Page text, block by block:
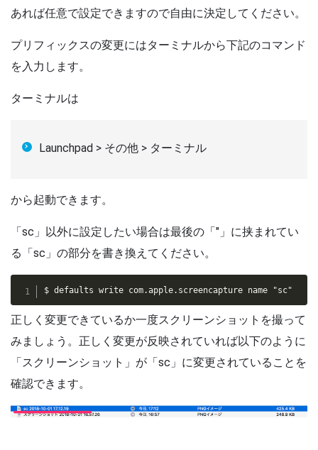
あれば任意で設定できますので自由に決定してください。
プリフィックスの変更にはターミナルから下記のコマンド
を入力します。
ターミナルは
Launchpad > その他 > ターミナル
から起動できます。
「sc」以外に設定したい場合は最後の「"」に挟まれてい
る「sc」の部分を書き換えてください。
$ defaults write com.apple.screencapture name "sc"
正しく変更できているか一度スクリーンショットを撮って
みましょう。正しく変更が反映されていれば以下のように
「スクリーンショット」が「sc」に変更されていることを
確認できます。